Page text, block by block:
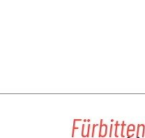
Fürbitten